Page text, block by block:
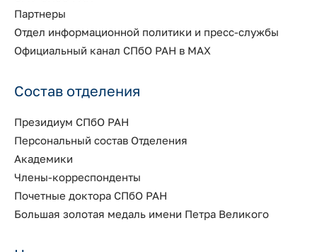
Партнеры
Отдел информационной политики и пресс-службы
Официальный канал СПбО РАН в MAX
Состав отделения
Президиум СПбО РАН
Персональный состав Отделения
Академики
Члены-корреспонденты
Почетные доктора СПбО РАН
Большая золотая медаль имени Петра Великого